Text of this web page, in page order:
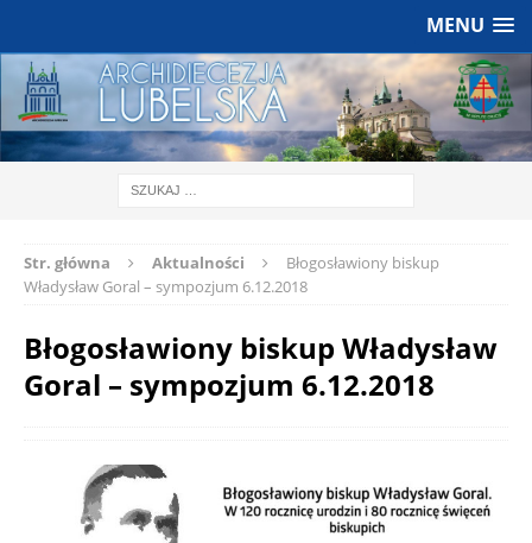
MENU
Str. główna Aktualności
Błogosławiony biskup
Władysław Goral – sympozjum 6.12.2018
Błogosławiony biskup Władysław
Goral – sympozjum 6.12.2018